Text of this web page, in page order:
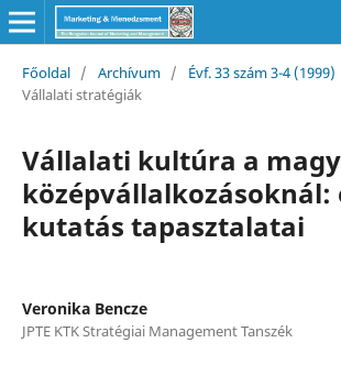
Főoldal / Archívum / Évf. 33 szám 3-4 (1999)
Vállalati stratégiák
Vállalati kultúra a
középvállalkozásoknál:
kutatás tapasztalatai
Veronika Bencze
JPTE KTK Stratégiai Management Tanszék